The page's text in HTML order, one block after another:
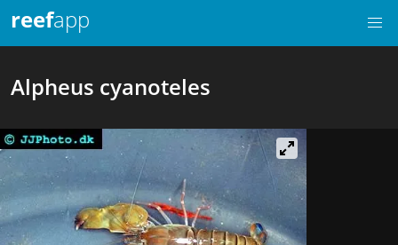
reefapp
Alpheus cyanoteles